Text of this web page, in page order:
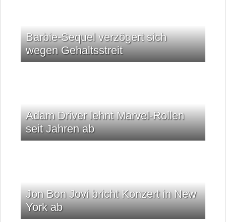
Barbie-Sequel verzögert sich
wegen Gehaltsstreit
Adam Driver lehnt Marvel-Rollen
seit Jahren ab
Jon Bon Jovi bricht Konzert in New
York ab